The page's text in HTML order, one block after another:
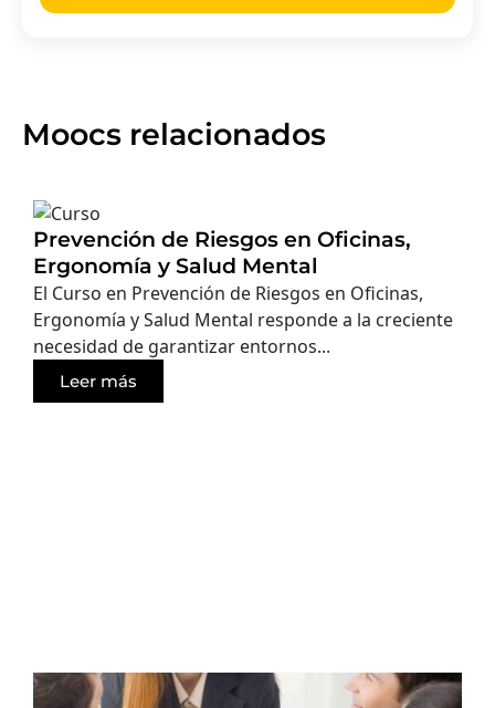
Moocs relacionados
Prevención de Riesgos en Oficinas,
Ergonomía y Salud Mental
El Curso en Prevención de Riesgos en Oficinas,
Ergonomía y Salud Mental responde a la creciente
necesidad de garantizar entornos...
Leer más